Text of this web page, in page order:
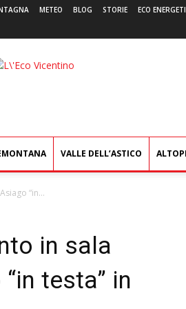
METEO BLOG STORIE ECO
L'Eco
VALLE DELL’ASTICO
“in...
in sala
testa” in